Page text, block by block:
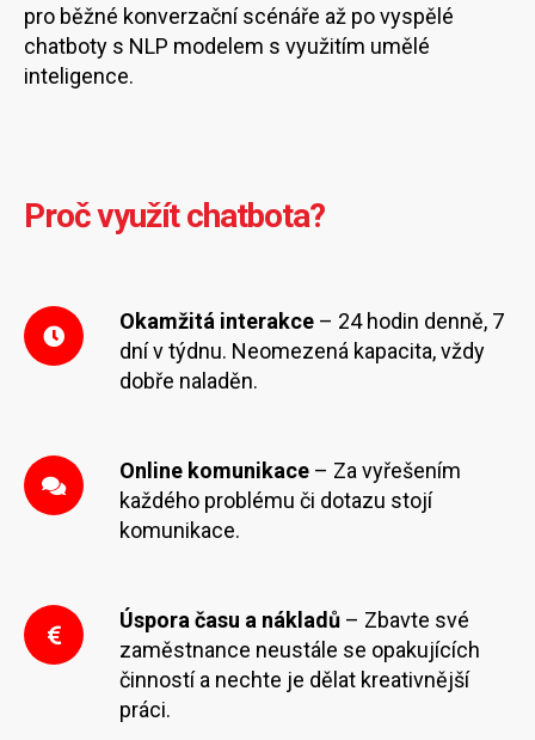
pro běžné konverzační scénáře až po vyspělé
chatboty s NLP modelem s využitím umělé
inteligence.
Proč využít chatbota?
Okamžitá interakce – 24 hodin denně, 7
dní v týdnu. Neomezená kapacita, vždy
dobře naladěn.
Online komunikace – Za vyřešením
každého problému či dotazu stojí
komunikace.
Úspora času a nákladů – Zbavte své
zaměstnance neustále se opakujících
činností a nechte je dělat kreativnější
práci.